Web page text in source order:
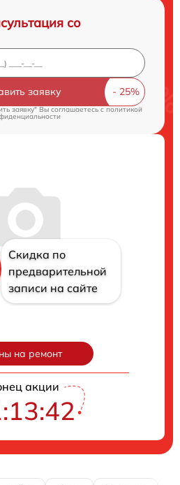
со
заявку
заявку" Вы соглашаетесь cполитикой
Скидка по
предварительной
записи на сайте
на ремонт
акции